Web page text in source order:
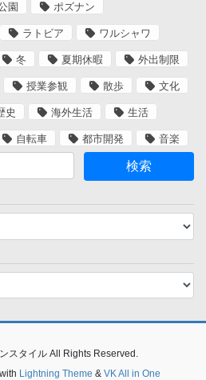
園 ポズナン
ラトビア ワルシャワ
冬 夏期休暇 外出制限
授業参観 散歩 文化
史 海外生活 生活
自転車 都市開発 音楽
スタイル All Rights Reserved.
Lightning Theme & VK All in One